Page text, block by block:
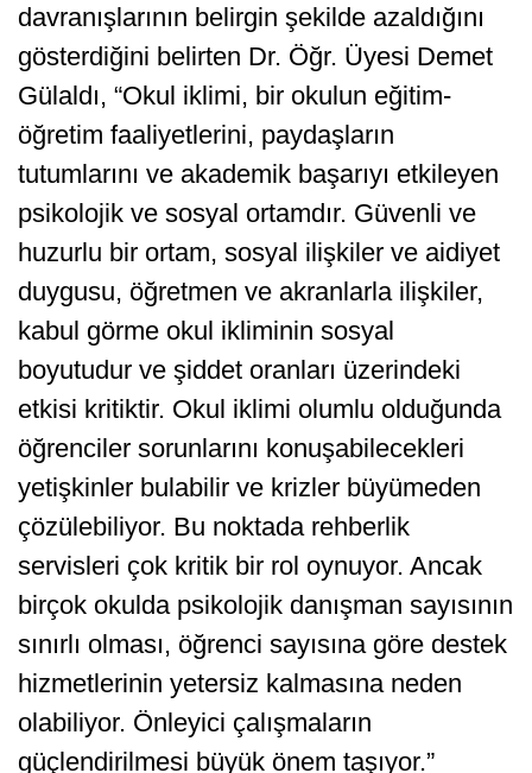
davranışlarının belirgin şekilde azaldığını
gösterdiğini belirten Dr. Öğr. Üyesi Demet
Gülaldı, “Okul iklimi, bir okulun eğitim-
öğretim faaliyetlerini, paydaşların
tutumlarını ve akademik başarıyı etkileyen
psikolojik ve sosyal ortamdır. Güvenli ve
huzurlu bir ortam, sosyal ilişkiler ve aidiyet
duygusu, öğretmen ve akranlarla ilişkiler,
kabul görme okul ikliminin sosyal
boyutudur ve şiddet oranları üzerindeki
etkisi kritiktir. Okul iklimi olumlu olduğunda
öğrenciler sorunlarını konuşabilecekleri
yetişkinler bulabilir ve krizler büyümeden
çözülebiliyor. Bu noktada rehberlik
servisleri çok kritik bir rol oynuyor. Ancak
birçok okulda psikolojik danışman sayısının
sınırlı olması, öğrenci sayısına göre destek
hizmetlerinin yetersiz kalmasına neden
olabiliyor. Önleyici çalışmaların
güçlendirilmesi büyük önem taşıyor.”